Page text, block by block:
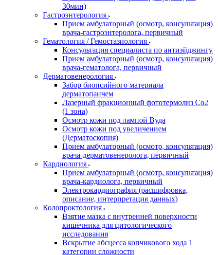
30мин)
Гастроэнтерология
Прием амбулаторный (осмотр, консультация)
врача-гастроэнтеролога, первичный
Гематология / Гемостазиология
Консультация специалиста по антиэйджингу
Прием амбулаторный (осмотр, консультация)
врача-гематолога, первичный
Дерматовенерология
Забор биопсийного материала
дерматопанчем
Лазерный фракционный фототермолиз Со2
(1 зона)
Осмотр кожи под лампой Вуда
Осмотр кожи под увеличением
(Дерматоскопия)
Прием амбулаторный (осмотр, консультация)
врача-дерматовенеролога, первичный
Кардиология
Прием амбулаторный (осмотр, консультация)
врача-кардиолога, первичный
Электрокардиография (расшифровка,
описание, интерпретация данных)
Колопроктология
Взятие мазка с внутренней поверхности
кишечника для цитологического
исследования
Вскрытие абсцесса копчикового хода 1
категории сложности